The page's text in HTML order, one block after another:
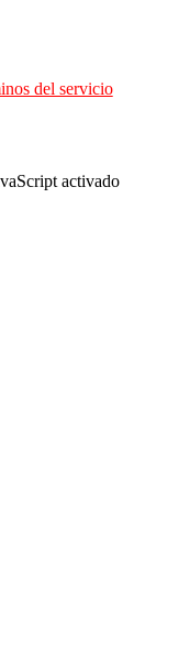
del servicio
activado